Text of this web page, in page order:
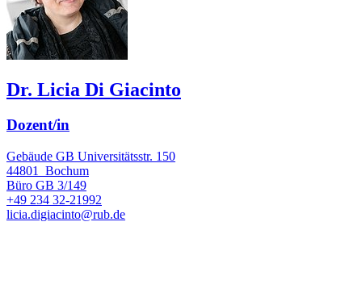
Dr. Licia Di Giacinto
Dozent/in
Gebäude GB Universitätsstr. 150
44801
Bochum
Büro GB 3/149
+49 234 32-21992
licia.digiacinto@rub.de